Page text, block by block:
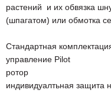
растений и их обвязка
(шпагатом) или обмотка
Стандартная
управление Pilot
ротор
индивидуалтьная защита